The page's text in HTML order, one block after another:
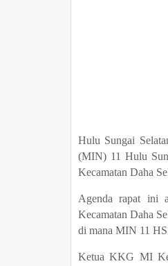
Hulu Sungai
(MIN) 11 Hulu
Kecamatan Daha
Agenda rapat ini
Kecamatan Daha
di mana MIN 11
Ketua KKG MI